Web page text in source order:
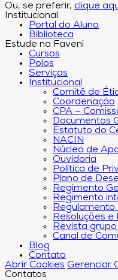
Ou, se preferir, clique
Institucional
Portal do Aluno
Biblioteca
Estude na Faveni
Cursos
Polos
Serviços
Institucional
Comitê de
Coordenação
CPA –
Documentos
Estatuto do
NACIN
Núcleo de
Ouvidoria
Política de
Plano de
Regimento
Regimento
Resoluções e
Revista
Canal de
Blog
Contato
Abrir Cookies Gerenciar
Contatos